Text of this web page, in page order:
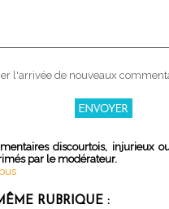
l'arrivée de nouveaux
discourtois, injurieux
par le modérateur.
RUBRIQUE :